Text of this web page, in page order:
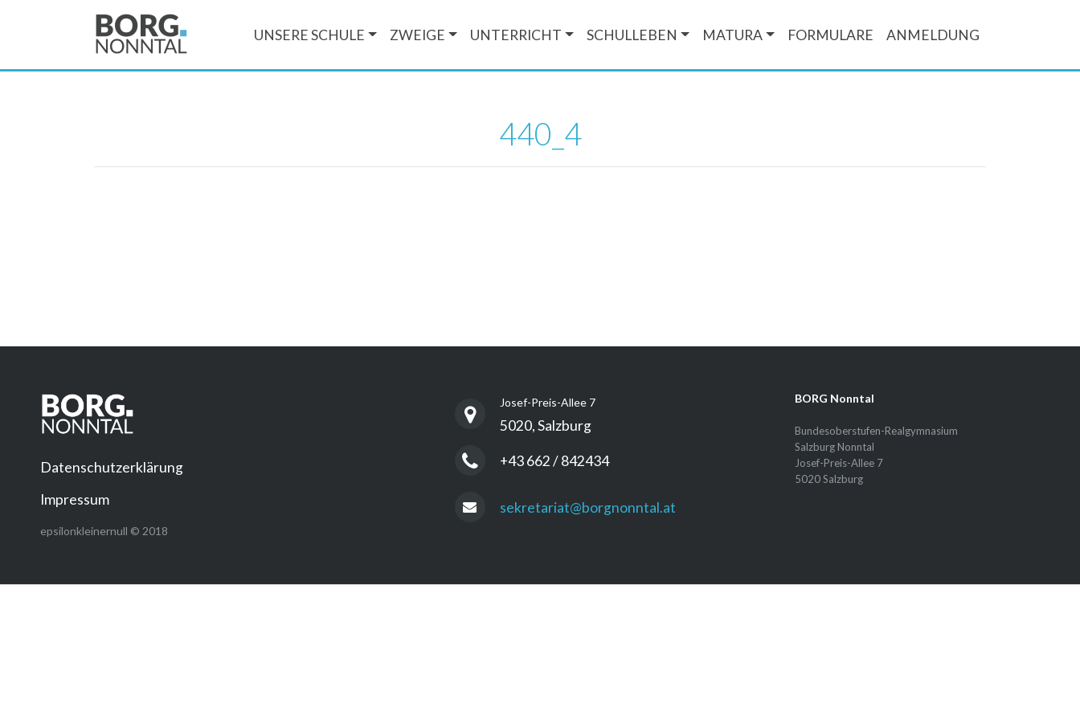
UNSERE SCHULE ZWEIGE UNTERRICHT SCHULLEBEN MATURA FORMULARE ANMELDUNG
440_4
Datenschutzerklärung
Impressum
epsilonkleinernull © 2018
Josef-Preis-Allee 7
5020, Salzburg
+43 662 / 842434
sekretariat@borgnonntal.at
BORG Nonntal
Bundesoberstufen-Realgymnasium
Salzburg Nonntal
Josef-Preis-Allee 7
5020 Salzburg